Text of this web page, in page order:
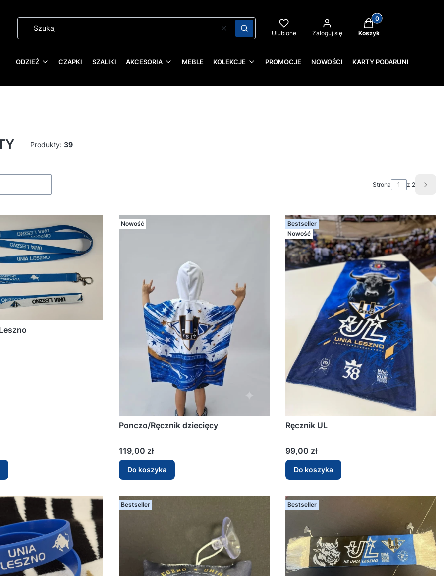
WyczyśćSzukaj Ulubione Zaloguj się
Produkty w koszyku:
Koszyk
ODZIEŻ CZAPKI SZALIKI AKCESORIA MEBLE KOLEKCJE PROMOCJE NOWOŚCI KARTY PODARUNKOWE
Produkty: 39
Strona z 2
Nowość
Ponczo/Ręcznik dziecięcy
Cena
119,00 zł
Do koszyka
Bestseller
Nowość
Ręcznik UL
Cena
99,00 zł
Do koszyka
Bestseller Bestseller